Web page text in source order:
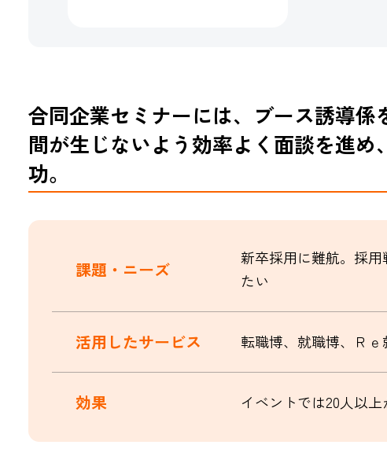
合同企業セミナーには、ブース誘導係
間が生じないよう効率よく面談を進め
功。
課題・ニーズ
新卒採用に難航。採
たい
活用したサービス 転職博、就職博、Ｒｅ
効果 イベントでは20人以上